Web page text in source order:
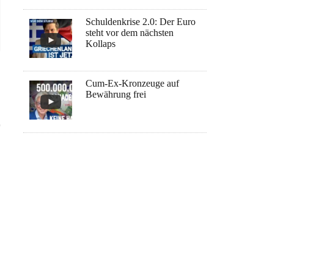
Schuldenkrise 2.0: Der Euro
steht vor dem nächsten
Kollaps
Cum-Ex-Kronzeuge auf
Bewährung frei